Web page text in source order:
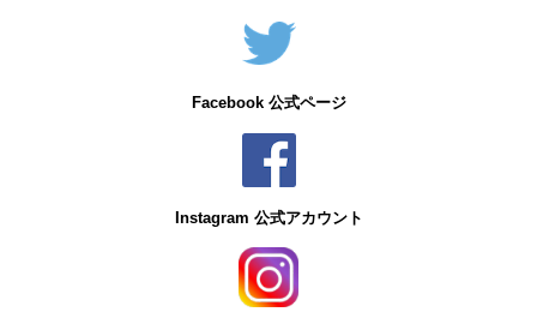
Facebook 公式ページ
Instagram 公式アカウント